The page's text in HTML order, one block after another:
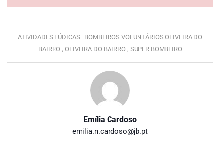
Emília Cardoso
emilia.n.cardoso@jb.pt
ATIVIDADES LÚDICAS , BOMBEIROS VOLUNTÁRIOS OLIVEIRA DO
BAIRRO , OLIVEIRA DO BAIRRO , SUPER BOMBEIRO